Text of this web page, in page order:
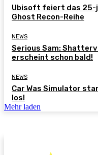
Ubisoft feiert das 25-
Ghost Recon-Reihe
NEWS
Serious Sam:
erscheint schon bald!
NEWS
Car Was Simulator
los!
Mehr laden